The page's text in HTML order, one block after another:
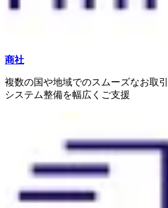
商社
複数の国や地域でのスムーズなお取
システム整備を幅広くご支援